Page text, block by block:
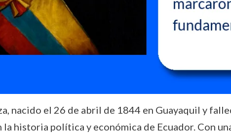
nacido el 26 de abril de 1844 en Guayaquil y
historia política y económica de Ecuador. Con